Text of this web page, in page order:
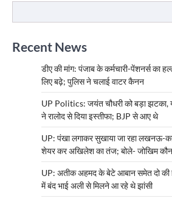
Recent News
डीए की मांग: पंजाब के कर्मचारी-पेंशनर्स का
लिए बढ़े; पुलिस ने चलाई वाटर कैनन
UP Politics: जयंत चौधरी को बड़ा झटका,
ने रालोद से दिया इस्तीफा; BJP से आए थे
UP: पंखा लगाकर सुखाया जा रहा लखनऊ-
शेयर कर अखिलेश का तंज; बोले- जोखिम कौन
UP: अतीक अहमद के बेटे आबान समेत दो की
में बंद भाई अली से मिलने आ रहे थे झांसी